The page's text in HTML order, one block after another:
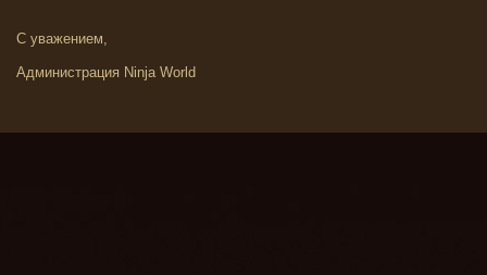
С уважением,
Администрация Ninja World